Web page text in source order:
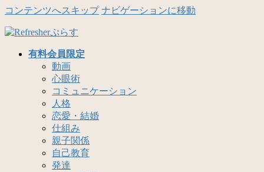
コンテンツへスキップ ナビゲーションに移動
有料会員限定
動画
心眼術
コミュニケーション
人格
恋愛・結婚
仕組み
親子関係
自己教育
発達